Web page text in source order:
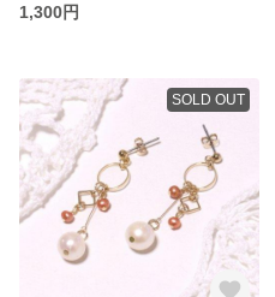
1,300円
SOLD OUT